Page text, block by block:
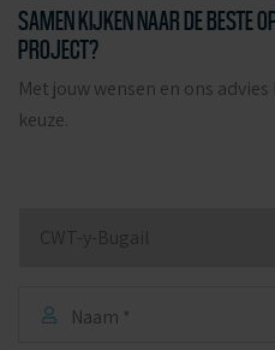
SAMEN KIJKEN NAAR DE BESTE
PROJECT?
Met jouw wensen en ons
keuze.